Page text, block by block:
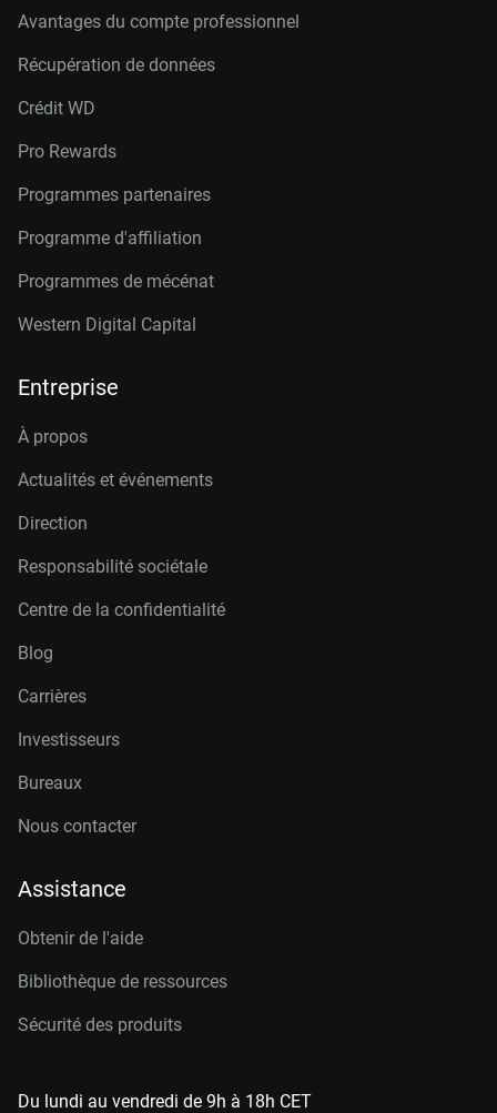
Avantages du compte professionnel
Récupération de données
Crédit WD
Pro Rewards
Programmes partenaires
Programme d'affiliation
Programmes de mécénat
Western Digital Capital
Entreprise
À propos
Actualités et événements
Direction
Responsabilité sociétale
Centre de la confidentialité
Blog
Carrières
Investisseurs
Bureaux
Nous contacter
Assistance
Obtenir de l'aide
Bibliothèque de ressources
Sécurité des produits
Du lundi au vendredi de 9h à 18h CET